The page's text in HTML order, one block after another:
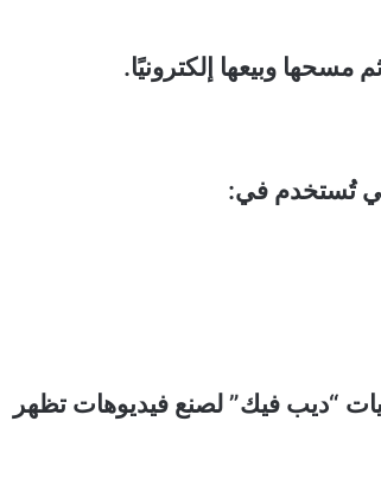
مسحها وبيعها إلكترونيًا.
تُستخدم في:
“ديب فيك” لصنع فيديوهات تظهر